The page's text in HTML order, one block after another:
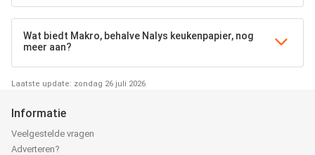
Wat biedt Makro, behalve Nalys keukenpapier, nog
meer aan?
Laatste update: zondag 26 juli 2026
Informatie
Veelgestelde vragen
Adverteren?